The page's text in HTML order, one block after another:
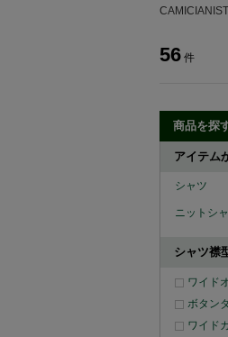
56 件
商品を探
アイテム
シャツ
ニットシ
シャツ襟
ワイド
ボタン
ワイド